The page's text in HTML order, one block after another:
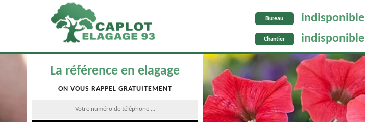
Bureau indisponible
Chantier indisponible
La référence en elagage
ON VOUS RAPPEL GRATUITEMENT